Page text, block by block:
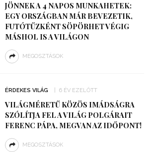
JÖNNEK A 4 NAPOS MUNKAHETEK:
EGY ORSZÁGBAN MÁR BEVEZETIK,
FUTÓTŰZKÉNT SÖPÖRHET VÉGIG
MÁSHOL IS A VILÁGON
MEGOSZTÁSOK
ÉRDEKES VILÁG 6 ÉV EZELŐTT
VILÁGMÉRETŰ KÖZÖS IMÁDSÁGRA
SZÓLÍTJA FEL A VILÁG POLGÁRAIT
FERENC PÁPA, MEGVAN AZ IDŐPONT!
MEGOSZTÁSOK